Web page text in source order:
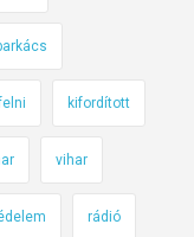
kifordított
vihar
rádió